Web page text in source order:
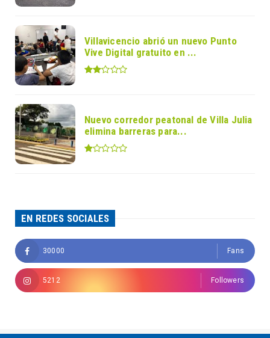
Villavicencio abrió un nuevo Punto
Vive Digital gratuito en ...
Nuevo corredor peatonal de Villa Julia
elimina barreras para...
EN REDES SOCIALES
30000 Fans
5212 Followers